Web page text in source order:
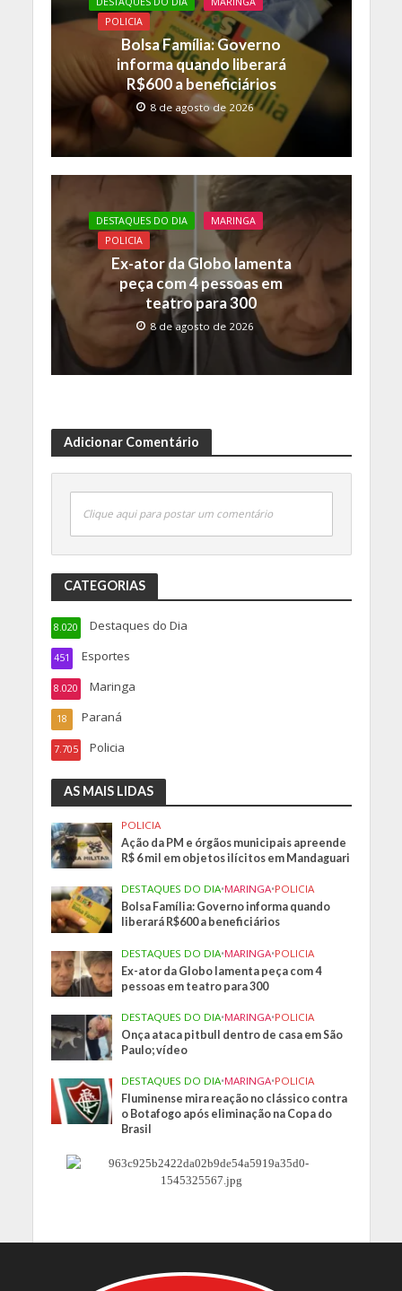
POLICIA
Bolsa Família: Governo
informa quando liberará
R$600 a beneficiários
8 de agosto de 2026
DESTAQUES DO DIA
MARINGA
POLICIA
Ex-ator da Globo lamenta
peça com 4 pessoas em
teatro para 300
8 de agosto de 2026
Adicionar Comentário
Clique aqui para postar um comentário
CATEGORIAS
Destaques do Dia
8.020
Esportes
451
Maringa
8.020
Paraná
18
Policia
7.705
AS MAIS LIDAS
POLICIA
Ação da PM e órgãos municipais apreende
R$ 6 mil em objetos ilícitos em Mandaguari
DESTAQUES DO DIA•MARINGA•POLICIA
Bolsa Família: Governo informa quando
liberará R$600 a beneficiários
DESTAQUES DO DIA•MARINGA•POLICIA
Ex-ator da Globo lamenta peça com 4
pessoas em teatro para 300
DESTAQUES DO DIA•MARINGA•POLICIA
Onça ataca pitbull dentro de casa em São
Paulo; vídeo
DESTAQUES DO DIA•MARINGA•POLICIA
Fluminense mira reação no clássico contra
o Botafogo após eliminação na Copa do
Brasil